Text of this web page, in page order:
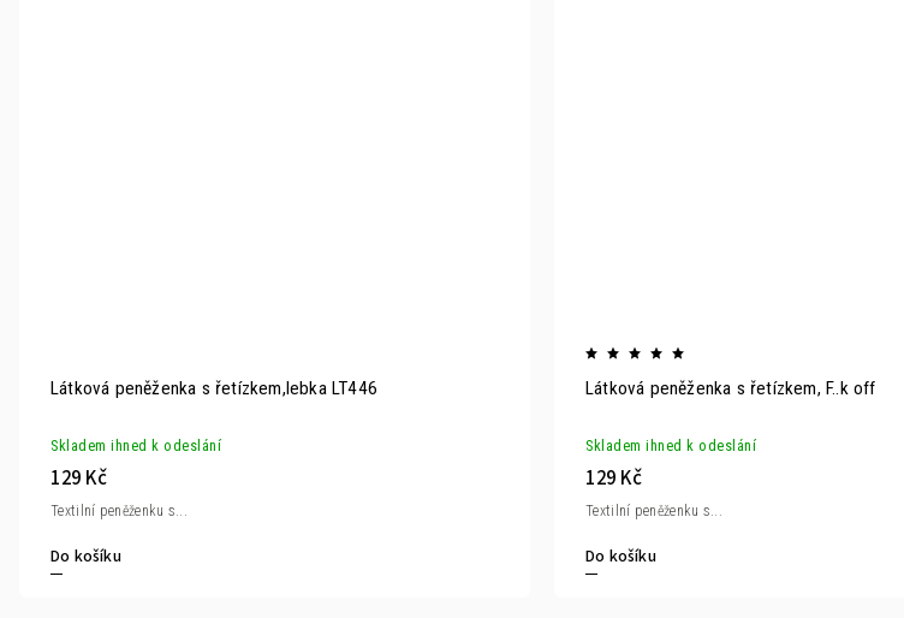
Látková peněženka s řetízkem,lebka LT446
Skladem ihned k odeslání
129 Kč
Do košíku
Textilní peněženku s...
Látková peněženka s řetízkem, F..k off
Skladem ihned k odeslání
129 Kč
Do košíku
Textilní peněženku s...